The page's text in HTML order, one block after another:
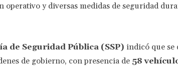
operativo y diversas medidas de seguridad
de Seguridad Pública (SSP) indicó que se
de gobierno, con presencia de 58